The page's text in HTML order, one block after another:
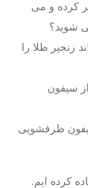
کرده و می
شوید؟
زنجیر طلا را
سیفون
ظرفشویی
کرده ایم.